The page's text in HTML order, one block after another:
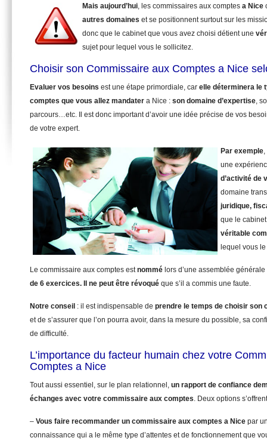
Mais aujourd’hui, les commissaires aux comptes a Nice
autres domaines et se positionnent surtout sur les
donc que le cabinet que vous avez choisi détient une
sujet pour lequel vous le sollicitez.
Choisir son Commissaire aux Comptes a Nice
Evaluer vos besoins est une étape primordiale, car elle déterminera le
comptes que vous allez mandater a Nice : son domaine d’expertise,
parcours…etc. Il est donc important d’avoir une idée précise de vos
de votre expert.
Par exemple
une
d’activité de
domaine
juridique,
que le
véritable
lequel vous
Le commissaire aux comptes estnommé lors d’une assemblée
de 6 exercices.
Il ne peut être révoqué que s’il a commis une faute.
Notre conseil : il est indispensable de prendre le temps de choisir son
et de s’assurer que l’on pourra avoir, dans la mesure du possible, sa
de difficulté.
L’importance du facteur humain chez votre
Comptes a Nice
Tout aussi essentiel, sur le plan relationnel, un rapport de confiance
échanges avec votre commissaire aux comptes. Deux options
– Vous faire recommander un commissaire aux comptes a Nice par
connaissance qui a le même type d’attentes et de fonctionnement que